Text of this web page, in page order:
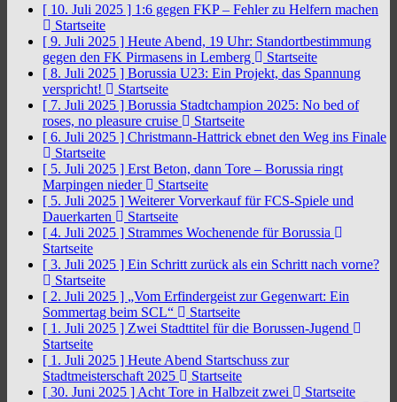
[ 10. Juli 2025 ] 1:6 gegen FKP – Fehler zu Helfern machen
Startseite
[ 9. Juli 2025 ] Heute Abend, 19 Uhr: Standortbestimmung
gegen den FK Pirmasens in Lemberg
Startseite
[ 8. Juli 2025 ] Borussia U23: Ein Projekt, das Spannung
verspricht!
Startseite
[ 7. Juli 2025 ] Borussia Stadtchampion 2025: No bed of
roses, no pleasure cruise
Startseite
[ 6. Juli 2025 ] Christmann-Hattrick ebnet den Weg ins Finale
Startseite
[ 5. Juli 2025 ] Erst Beton, dann Tore – Borussia ringt
Marpingen nieder
Startseite
[ 5. Juli 2025 ] Weiterer Vorverkauf für FCS-Spiele und
Dauerkarten
Startseite
[ 4. Juli 2025 ] Strammes Wochenende für Borussia
Startseite
[ 3. Juli 2025 ] Ein Schritt zurück als ein Schritt nach vorne?
Startseite
[ 2. Juli 2025 ] „Vom Erfindergeist zur Gegenwart: Ein
Sommertag beim SCL“
Startseite
[ 1. Juli 2025 ] Zwei Stadttitel für die Borussen-Jugend
Startseite
[ 1. Juli 2025 ] Heute Abend Startschuss zur
Stadtmeisterschaft 2025
Startseite
[ 30. Juni 2025 ] Acht Tore in Halbzeit zwei
Startseite